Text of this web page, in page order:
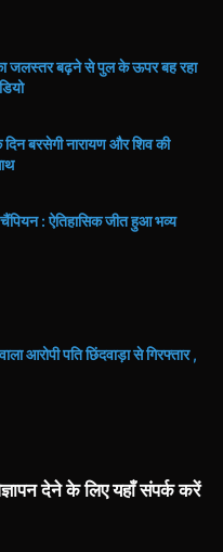
का जलस्तर बढ़ने से पुल के ऊपर बह रहा
बरसेगी नारायण और शिव की
: ऐतिहासिक जीत हुआ भव्य
आरोपी पति छिंदवाड़ा से गिरफ्तार ,
देने के लिए यहाँ संपर्क करें